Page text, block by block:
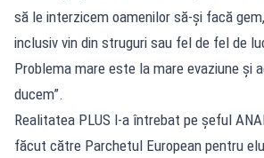
să le interzicem oamenilor să-şi facă
inclusiv vin din struguri sau fel de fel de
Problema mare este la mare evaziune şi
ducem”.
Realitatea PLUS l-a întrebat pe șeful
făcut către Parchetul European pentru